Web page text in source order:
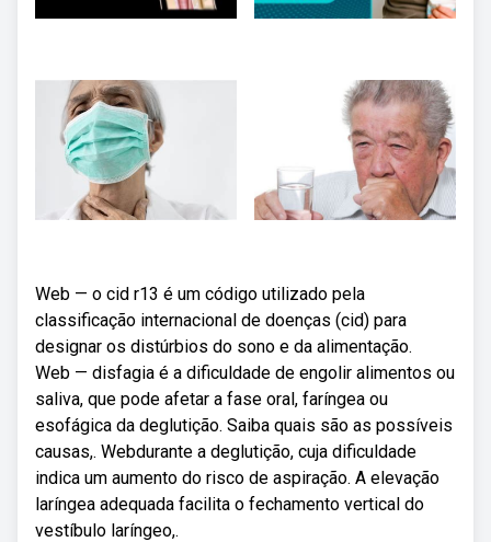
Web — o cid r13 é um código utilizado pela
classificação internacional de doenças (cid) para
designar os distúrbios do sono e da alimentação.
Web — disfagia é a dificuldade de engolir alimentos ou
saliva, que pode afetar a fase oral, faríngea ou
esofágica da deglutição. Saiba quais são as possíveis
causas,. Webdurante a deglutição, cuja dificuldade
indica um aumento do risco de aspiração. A elevação
laríngea adequada facilita o fechamento vertical do
vestíbulo laríngeo,.